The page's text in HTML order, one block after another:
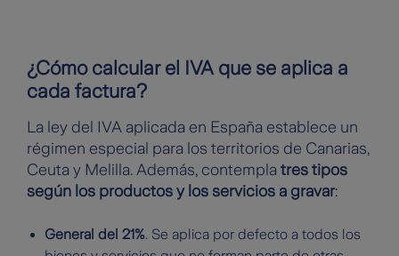
¿Cómo calcular el IVA que se aplica a
cada factura?
La ley del IVA aplicada en España establece un
régimen especial para los territorios de Canarias,
Ceuta y Melilla. Además, contempla tres tipos
según los productos y los servicios a gravar:
General del 21%. Se aplica por defecto a todos los